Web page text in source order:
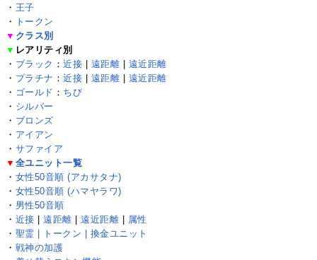
・ 王子
・
トークン
▼ クラス別
▼ レアリティ別
・ ブラック ：近接 遠距離
遠近距離
・ プラチナ ：近接 遠距離
遠近距離
・ ゴールド ： ちび
・ シルバー
・ ブロンズ
・ アイアン
・ サファイア
▼ 全ユニット一覧
・ 女性50音順 (アカサタナ)
・ 女性50音順 (ハマヤラワ)
・ 男性50音順
・ 近接 |遠距離 |遠近距離
属性
・ 聖霊 | トークン | 換金ユニット
・ 戦神の加護